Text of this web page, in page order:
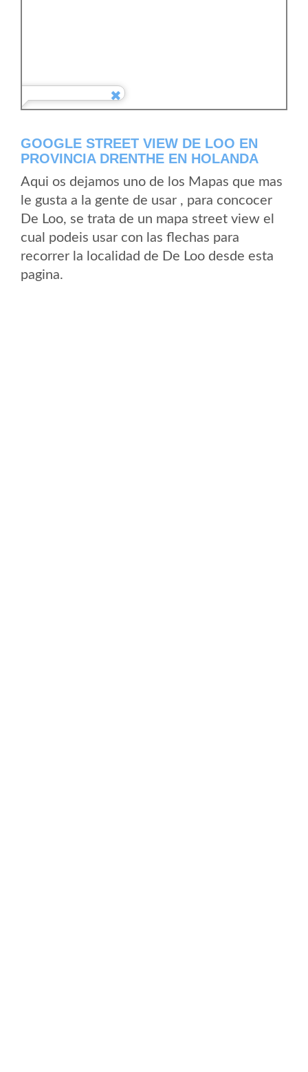
GOOGLE STREET VIEW DE LOO EN
PROVINCIA DRENTHE EN HOLANDA
Aqui os dejamos uno de los Mapas que mas
le gusta a la gente de usar , para concocer
De Loo, se trata de un mapa street view el
cual podeis usar con las flechas para
recorrer la localidad de De Loo desde esta
pagina.